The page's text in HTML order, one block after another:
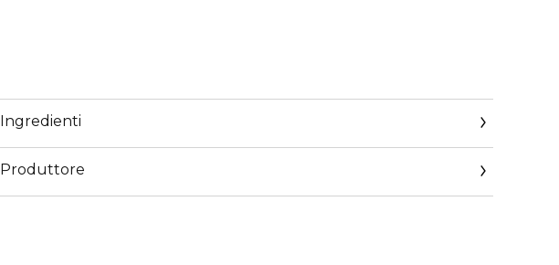
Ingredienti
Produttore